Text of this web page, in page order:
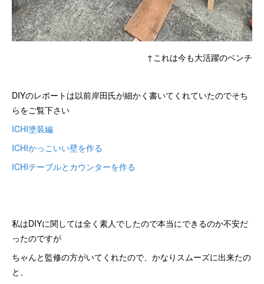
↑これは今も大活躍のベンチ
DIYのレポートは以前岸田氏が細かく書いてくれていたのでそち
らをご覧下さい
ICHI塗装編
ICHIかっこいい壁を作る
ICHIテーブルとカウンターを作る
私はDIYに関しては全く素人でしたので本当にできるのか不安だ
ったのですが
ちゃんと監修の方がいてくれたので、かなりスムーズに出来たの
と、